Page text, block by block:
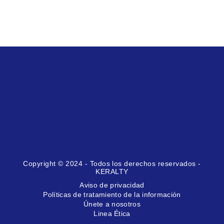
Copyright © 2024 - Todos los derechos reservados -
KERALTY
Aviso de privacidad
Políticas de tratamiento de la información
Únete a nosotros
Linea Ética